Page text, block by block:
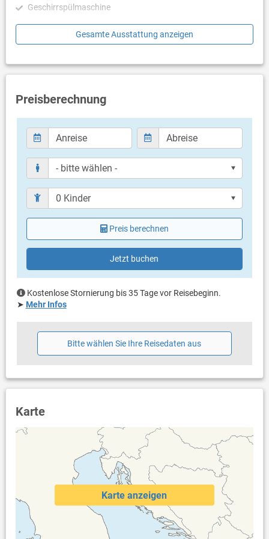
Geschirrspülmaschine
Schlafzimmer
Schlafzimmer mit Doppelbett, Zugang zu Balkon/Terrasse
Schlafzimmer mit 2 Zustellbetten
Badezimmer
Bad mit WC, Dusche
Balkon & Terrasse
eigene Terrasse
Terrassengröße: 10 m²
Weitere Informationen
Grill vorhanden
Privater Parkplatz auf dem Grundstück
Haustier nicht erlaubt
Klimaanlage im Preis inklusive
Bettwäsche vorhanden
Handtücher vorhanden
Fön
Gesamte Ausstattung anzeigen
Preisberechnung
Preis berechnen
Jetzt buchen
Kostenlose Stornierung bis 35 Tage vor Reisebeginn.
➤ Mehr Infos
Bitte wählen Sie Ihre Reisedaten aus
Karte
Karte anzeigen